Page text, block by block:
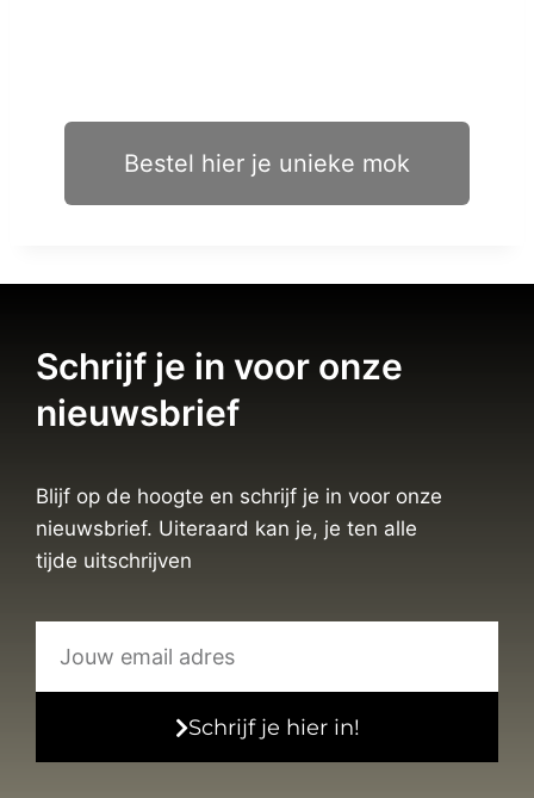
Bestel hier je unieke mok
Schrijf je in voor onze
nieuwsbrief
Blijf op de hoogte en schrijf je in voor onze
nieuwsbrief. Uiteraard kan je, je ten alle
tijde uitschrijven
Schrijf je hier in!